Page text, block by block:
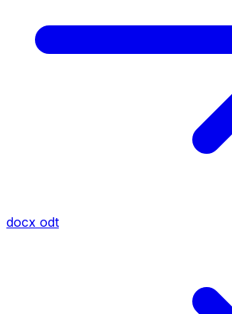
docx odt